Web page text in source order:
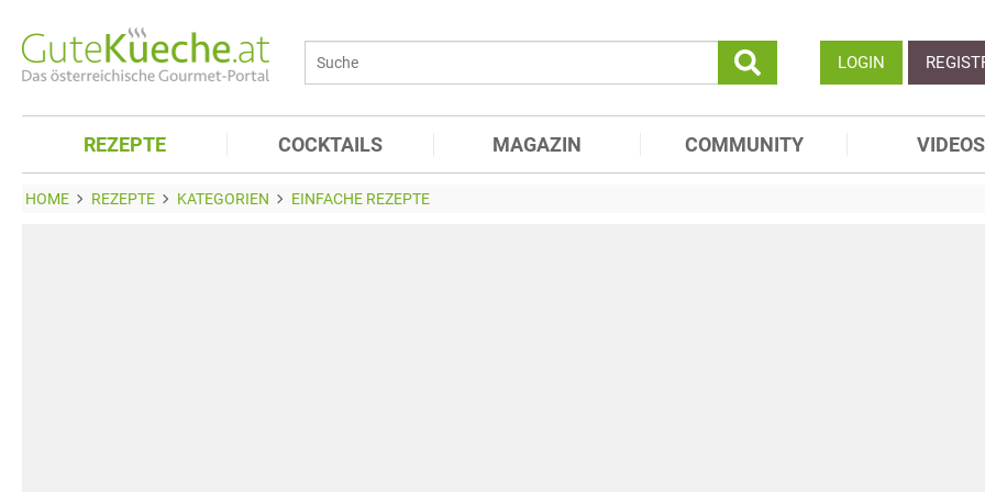
LOGIN
REZEPTE COCKTAILS MAGAZIN COMMUNITY VIDEOS
HOME REZEPTE KATEGORIEN EINFACHE REZEPTE